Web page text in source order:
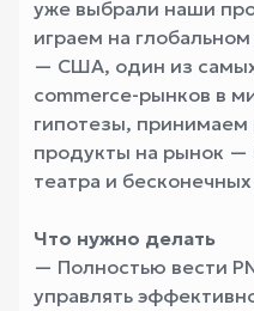
уже выбрали наши
играем на
— США, один из
commerce-рынков в
гипотезы,
продукты на рынок —
театра и
Что нужно делать
— Полностью вести
управлять